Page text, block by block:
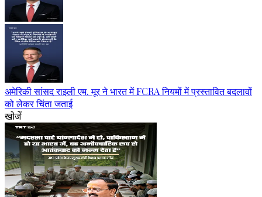
अमेरिकी सांसद राइली एम. मूर ने भारत में FCRA नियमों में प्रस्तावित बदलावों
को लेकर चिंता जताई
खोजें